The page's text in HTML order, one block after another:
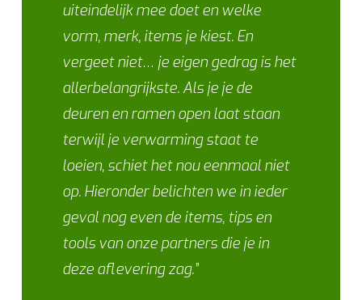
uiteindelijk mee doet en welke
vorm, merk, items je kiest. En
vergeet niet… je eigen gedrag is het
allerbelangrijkste. Als je je de
deuren en ramen open laat staan
terwijl je verwarming staat te
loeien, schiet het nou eenmaal niet
op. Hieronder belichten we in ieder
geval nog even de items, tips en
tools van onze partners die je in
deze aflevering zag.”